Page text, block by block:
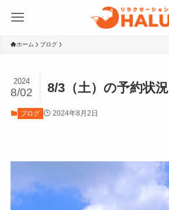
ホーム ブログ
8/3（土）の予約状況
2024
8/02
ブログ 2024年8月2日